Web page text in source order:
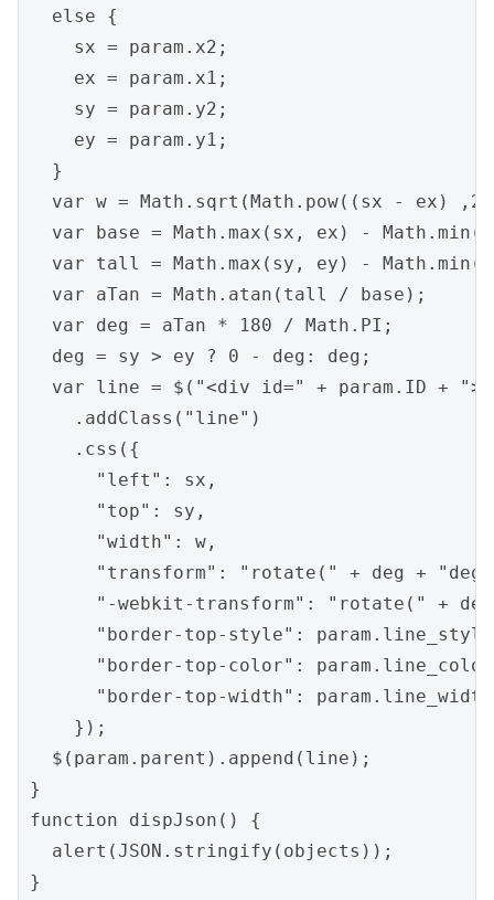
  else {
    sx = param.x2;
    ex = param.x1;
    sy = param.y2;
    ey = param.y1;
  }
var w = Math.sqrt(Math.pow((sx - ex)
var base = Math.max(sx, ex) -
var tall = Math.max(sy, ey) -
  var aTan = Math.atan(tall / base);
  var deg = aTan * 180 / Math.PI;
  deg = sy > ey ? 0 - deg: deg;
var line = $("<div id=" + param.ID +
    .addClass("line")
    .css({
      "left": sx,
      "top": sy,
      "width": w,
"transform": "rotate(" + deg +
"-webkit-transform": "rotate(" +
"border-top-style":
"border-top-color":
"border-top-width":
    });
  $(param.parent).append(line);
}
function dispJson() {
  alert(JSON.stringify(objects));
}